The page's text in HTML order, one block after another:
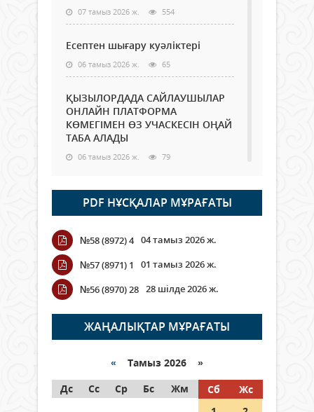
07 тамыз 2026 ж. 554
Есептен шығару куәліктері
06 тамыз 2026 ж. 65
ҚЫЗЫЛОРДАДА САЙЛАУШЫЛАР
ОНЛАЙН ПЛАТФОРМА
КӨМЕГІМЕН ӨЗ УЧАСКЕСІН ОҢАЙ
ТАБА АЛАДЫ
06 тамыз 2026 ж. 79
Open Air: Қызылорда облысы
полиция департаменті 20
мыңнан астам көрерменнің
қауіпсіздігін қамтамасыз етті
06 тамыз 2026 ж.
Wi-Fi ҚАБЫРҒА АРҚЫЛЫ ҚАЛАЙ
ӨТЕДІ?
06 тамыз 2026 ж. 256
граждане Казахстана,
05 тамыз 2026 ж. 135
PDF НҰСҚАЛАР МҰРАҒАТЫ
№58 (8972) 4 04 тамыз 2026 ж.
№57 (8971) 1
01 тамыз 2026 ж.
№56 (8970) 28 28 шілде 2026 ж.
ЖАҢАЛЫҚТАР МҰРАҒАТЫ
« Тамыз 2026 »
Дс
Сс Ср Бс Жм Сб
Жс